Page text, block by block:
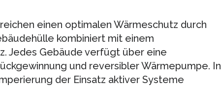
einen optimalen Wärmeschutz durch
kombiniert mit einem
Jedes Gebäude verfügt über eine
und reversibler Wärmepumpe. In
der Einsatz aktiver Systeme